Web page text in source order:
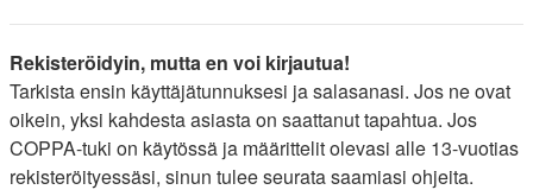
Rekisteröidyin, mutta en voi kirjautua!
Tarkista ensin käyttäjätunnuksesi ja salasanasi. Jos ne ovat
oikein, yksi kahdesta asiasta on saattanut tapahtua. Jos
COPPA-tuki on käytössä ja määrittelit olevasi alle 13-vuotias
rekisteröityessäsi, sinun tulee seurata saamiasi ohjeita.